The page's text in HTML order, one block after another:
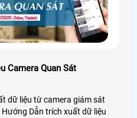
Camera Quan Sát
dữ liệu từ camera giám sát
Dẫn trích xuất dữ liệu